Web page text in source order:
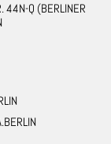
44N-Q (BERLINER